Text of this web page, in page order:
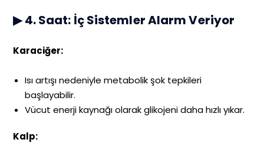
▶ 4. Saat: İç Sistemler Alarm Veriyor
Karaciğer:
Isı artışı nedeniyle metabolik şok tepkileri
başlayabilir.
Vücut enerji kaynağı olarak glikojeni daha hızlı yıkar.
Kalp: